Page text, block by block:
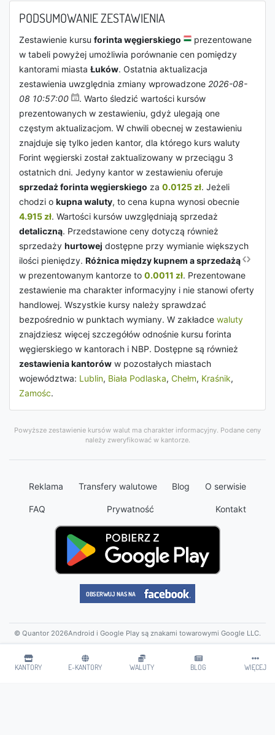
KANTORY E-KANTORY WALUTY BLOG WIĘCEJ
PODSUMOWANIE ZESTAWIENIA
Zestawienie kursu forinta węgierskiego
prezentowane
w tabeli powyżej umożliwia porównanie cen pomiędzy
kantorami miasta Łuków. Ostatnia aktualizacja
zestawienia uwzględnia zmiany wprowadzone 2026-08-
08 10:57:00
. Warto śledzić wartości kursów
prezentowanych w zestawieniu, gdyż ulegają one
częstym aktualizacjom. W chwili obecnej w zestawieniu
znajduje się tylko jeden kantor, dla którego kurs waluty
Forint węgierski został zaktualizowany w przeciągu 3
ostatnich dni. Jedyny kantor w zestawieniu oferuje
sprzedaż forinta węgierskiego za 0.0125 zł. Jeżeli
chodzi o kupna waluty, to cena kupna wynosi obecnie
4.915 zł. Wartości kursów uwzględniają sprzedaż
detaliczną. Przedstawione ceny dotyczą również
sprzedaży hurtowej dostępne przy wymianie większych
ilości pieniędzy. Różnica między kupnem a sprzedażą
w prezentowanym kantorze to 0.0011 zł. Prezentowane
zestawienie ma charakter informacyjny i nie stanowi oferty
handlowej. Wszystkie kursy należy sprawdzać
bezpośrednio w punktach wymiany. W zakładce waluty
znajdziesz więcej szczegółów odnośnie kursu forinta
węgierskiego w kantorach i NBP. Dostępne są również
zestawienia kantorów w pozostałych miastach
województwa: Lublin, Biała Podlaska, Chełm, Kraśnik,
Zamośc.
Powyższe zestawienie kursów walut ma charakter informacyjny. Podane ceny
należy zweryfikować w kantorze.
Reklama Transfery walutowe Blog O serwisie
FAQ Prywatność Kontakt
© Quantor 2026Android i Google Play są znakami towarowymi Google LLC.